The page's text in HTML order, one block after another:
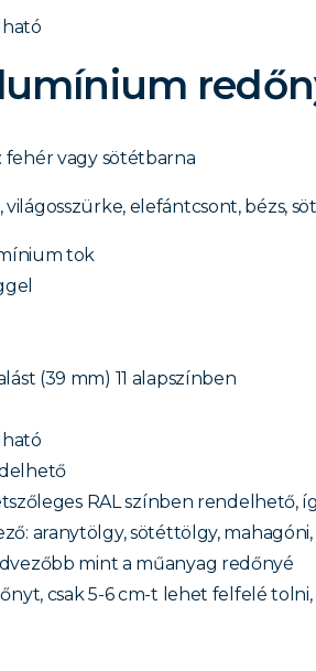
fehér vagy sötétbarna
elefántcsont, bézs,
tok
(39 mm) 11 alapszínben
RAL színben rendelhető,
aranytölgy, sötéttölgy,
mint a műanyag redőnyé
csak 5-6 cm-t lehet felfelé